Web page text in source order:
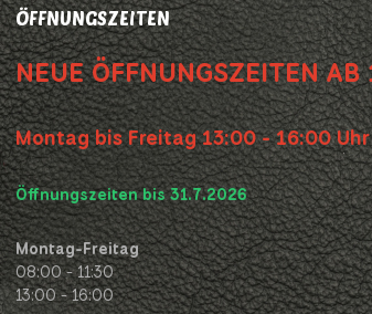
ÖFFNUNGSZEITEN
NEUE ÖFFNUNGSZEITEN
Montag bis Freitag 13:00 - 16:00 Uhr
Öffnungszeiten bis 31.7.2026
Montag-Freitag
08:00 - 11:30
13:00 - 16:00